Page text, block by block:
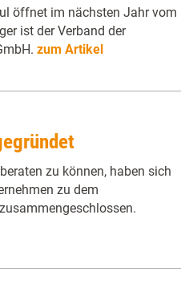
öffnet im nächsten Jahr vom
ist der Verband der
zum Artikel
zu können, haben sich
zu dem